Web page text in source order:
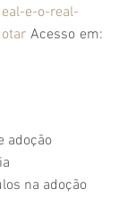
e-o-real-
Acesso em:
adoção
na adoção